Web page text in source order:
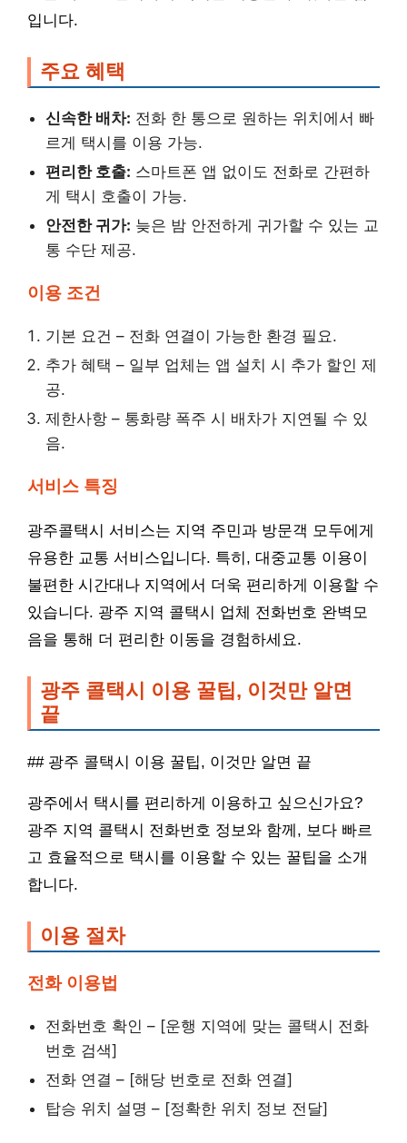
입니다.
주요 혜택
신속한 배차: 전화 한 통으로 원하는 위치에서 빠
르게 택시를 이용 가능.
편리한 호출: 스마트폰 앱 없이도 전화로 간편하
게 택시 호출이 가능.
안전한 귀가: 늦은 밤 안전하게 귀가할 수 있는 교
통 수단 제공.
이용 조건
기본 요건 – 전화 연결이 가능한 환경 필요.
추가 혜택 – 일부 업체는 앱 설치 시 추가 할인 제
공.
제한사항 – 통화량 폭주 시 배차가 지연될 수 있
음.
서비스 특징
광주콜택시 서비스는 지역 주민과 방문객 모두에게
유용한 교통 서비스입니다. 특히, 대중교통 이용이
불편한 시간대나 지역에서 더욱 편리하게 이용할 수
있습니다. 광주 지역 콜택시 업체 전화번호 완벽모
음을 통해 더 편리한 이동을 경험하세요.
광주 콜택시 이용 꿀팁, 이것만 알면
끝
## 광주 콜택시 이용 꿀팁, 이것만 알면 끝
광주에서 택시를 편리하게 이용하고 싶으신가요?
광주 지역 콜택시 전화번호 정보와 함께, 보다 빠르
고 효율적으로 택시를 이용할 수 있는 꿀팁을 소개
합니다.
이용 절차
전화 이용법
전화번호 확인 – [운행 지역에 맞는 콜택시 전화
번호 검색]
전화 연결 – [해당 번호로 전화 연결]
탑승 위치 설명 – [정확한 위치 정보 전달]